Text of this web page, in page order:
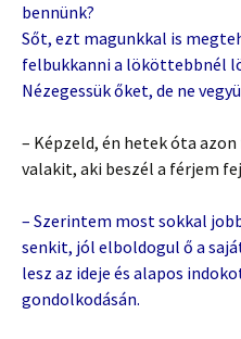
bennünk?
Sőt, ezt magunkkal is
felbukkanni a lököttebbnél
Nézegessük őket, de ne
– Képzeld, én hetek óta
valakit, aki beszél a férjem
– Szerintem most sokkal
senkit, jól elboldogul ő a
lesz az ideje és alapos
gondolkodásán.